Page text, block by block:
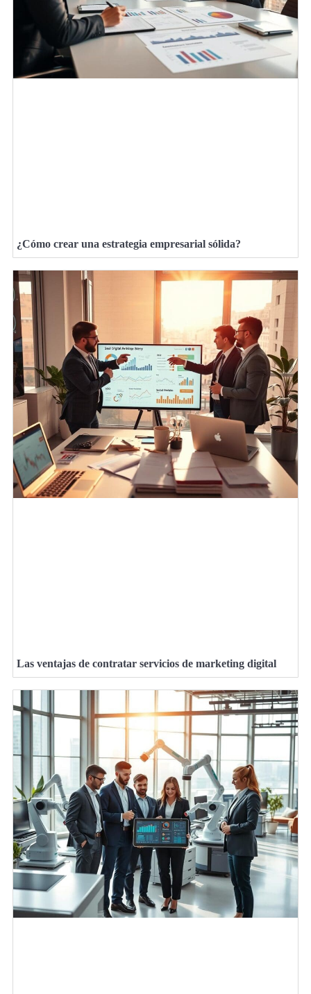
¿Cómo crear una estrategia empresarial sólida?
Las ventajas de contratar servicios de marketing digital